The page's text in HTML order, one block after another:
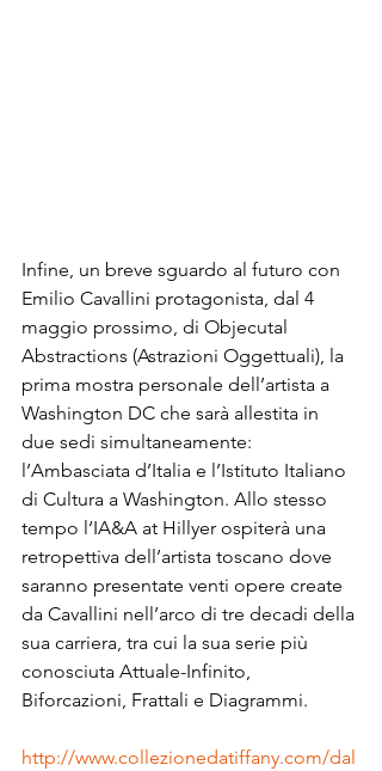
Infine, un breve sguardo al futuro con
Emilio Cavallini protagonista, dal 4
maggio prossimo, di Objecutal
Abstractions (Astrazioni Oggettuali), la
prima mostra personale dell’artista a
Washington DC che sarà allestita in
due sedi simultaneamente:
l’Ambasciata d’Italia e l’Istituto Italiano
di Cultura a Washington. Allo stesso
tempo l‘IA&A at Hillyer ospiterà una
retropettiva dell’artista toscano dove
saranno presentate venti opere create
da Cavallini nell’arco di tre decadi della
sua carriera, tra cui la sua serie più
conosciuta Attuale-Infinito,
Biforcazioni, Frattali e Diagrammi.
http://www.collezionedatiffany.com/dal